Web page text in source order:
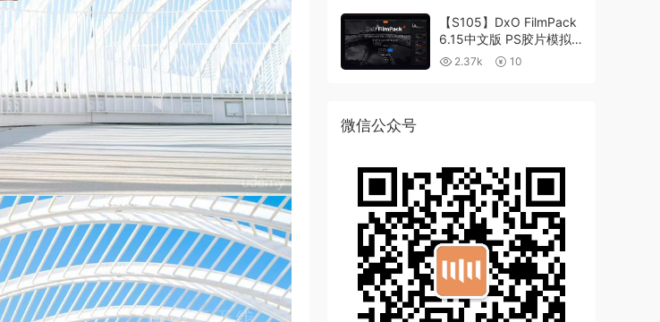
【S105】DxO FilmPack
6.15中文版 PS胶片模拟
滤镜支持WIN/MAC
2.37k 10
微信公众号